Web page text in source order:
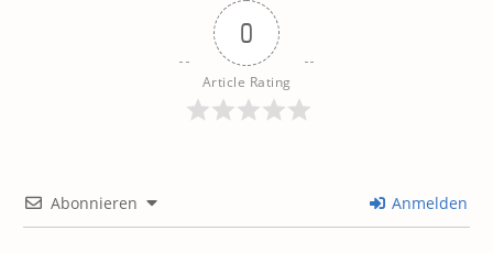
0
Article Rating
Abonnieren Anmelden